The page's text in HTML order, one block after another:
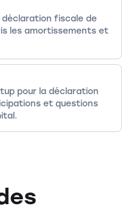
déclaration fiscale de
les amortissements et
pour la déclaration
et questions